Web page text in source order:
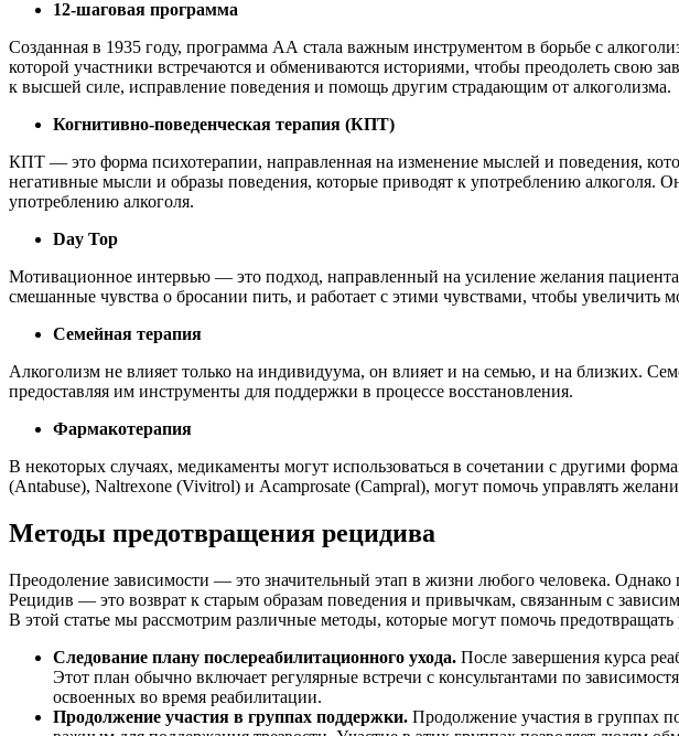
12-шаговая программа
Созданная в 1935 году, программа АА стала важным инструментом в борьбе с
которой участники встречаются и обмениваются историями, чтобы преодолеть свою
к высшей силе, исправление поведения и помощь другим страдающим от алкоголизма.
Когнитивно-поведенческая терапия (КПТ)
КПТ — это форма психотерапии, направленная на изменение мыслей и поведения,
негативные мысли и образы поведения, которые приводят к употреблению алкоголя.
употреблению алкоголя.
Day Top
Мотивационное интервью — это подход, направленный на усиление желания
смешанные чувства о бросании пить, и работает с этими чувствами, чтобы увеличить
Семейная терапия
Алкоголизм не влияет только на индивидуума, он влияет и на семью, и на близких.
предоставляя им инструменты для поддержки в процессе восстановления.
Фармакотерапия
В некоторых случаях, медикаменты могут использоваться в сочетании с другими
(Antabuse), Naltrexone (Vivitrol) и Acamprosate (Campral), могут помочь управлять
Методы предотвращения рецидива
Преодоление зависимости — это значительный этап в жизни любого человека.
Рецидив — это возврат к старым образам поведения и привычкам, связанным с
В этой статье мы рассмотрим различные методы, которые могут помочь
Следование плану послереабилитационного ухода. После завершения курса
Этот план обычно включает регулярные встречи с консультантами по
освоенных во время реабилитации.
Продолжение участия в группах поддержки. Продолжение участия в группах